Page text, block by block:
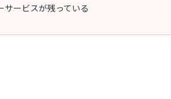
サービスが残っている